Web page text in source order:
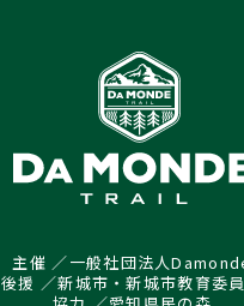
主催 ／一般社団法人
後援 ／新城市・新城市教育委